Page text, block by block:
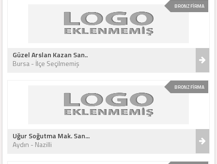
BRONZ FİRMA
Güzel Arslan Kazan San..
Bursa - İlçe Seçilmemiş
BRONZ FİRMA
Uğur Soğutma Mak. San...
Aydın - Nazilli